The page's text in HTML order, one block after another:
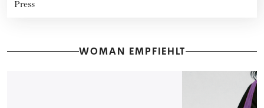
Press
WOMAN EMPFIEHLT